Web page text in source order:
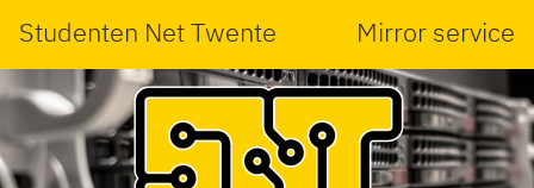
Studenten Net Twente Mirror service